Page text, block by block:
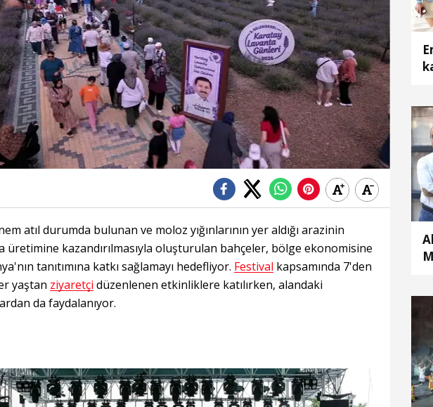
atıl durumda bulunan ve moloz yığınlarının yer aldığı arazinin
üretimine kazandırılmasıyla oluşturulan bahçeler, bölge ekonomisine
tanıtımına katkı sağlamayı hedefliyor. Festival kapsamında 7'den
yaştan ziyaretçi düzenlenen etkinliklere katılırken, alandaki
da faydalanıyor.